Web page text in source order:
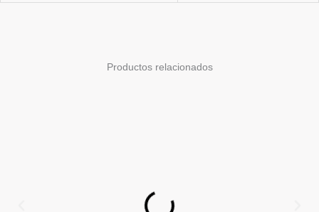
Productos relacionados